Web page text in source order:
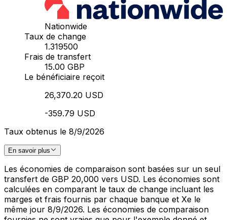
Nationwide
Taux de change
1.319500
Frais de transfert
15.00 GBP
Le bénéficiaire reçoit
26,370.20 USD
-359.79 USD
Taux obtenus le 8/9/2026
En savoir plus
Les économies de comparaison sont basées sur un seul
transfert de GBP 20,000 vers USD. Les économies sont
calculées en comparant le taux de change incluant les
marges et frais fournis par chaque banque et Xe le
même jour 8/9/2026. Les économies de comparaison